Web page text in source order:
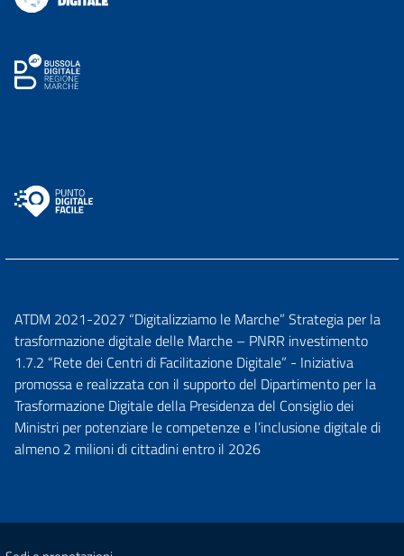
ATDM 2021-2027 “Digitalizziamo le Marche” Strategia per la
trasformazione digitale delle Marche – PNRR investimento
1.7.2 “Rete dei Centri di Facilitazione Digitale” - Iniziativa
promossa e realizzata con il supporto del Dipartimento per la
Trasformazione Digitale della Presidenza del Consiglio dei
Ministri per potenziare le competenze e l’inclusione digitale di
almeno 2 milioni di cittadini entro il 2026